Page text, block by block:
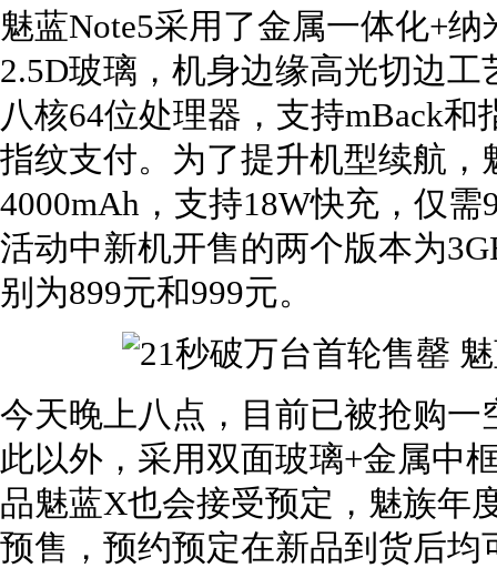
魅蓝Note5采用了金属一体化+
2.5D玻璃，机身边缘高光切边
八核64位处理器，支持mBack
指纹支付。为了提升机型续航，
4000mAh，支持18W快充，仅
活动中新机开售的两个版本为
别为899元和999元。
今天晚上八点，目前已被抢购一
此以外，采用双面玻璃+金属中
品魅蓝X也会接受预定，魅族年
预售，预约预定在新品到货后